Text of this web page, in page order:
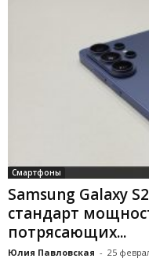
Смартфоны
Samsung Galaxy
стандарт
потрясающих...
Юлия Павловская - 25